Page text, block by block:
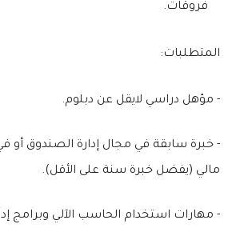
فروقات.
المتطلبات:
- مؤهل دراسي لايقل عن دبلوم.
- خبرة سابقة في مجال إدارة الصندوق أو
مالي (يفضل خبرة سنة على الأقل).
- مهارات استخدام الحاسب الآلي وبرامج